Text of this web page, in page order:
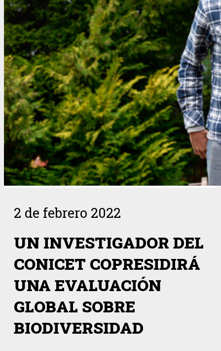
2 de febrero 2022
UN INVESTIGADOR DEL
CONICET COPRESIDIRÁ
UNA EVALUACIÓN
GLOBAL SOBRE
BIODIVERSIDAD